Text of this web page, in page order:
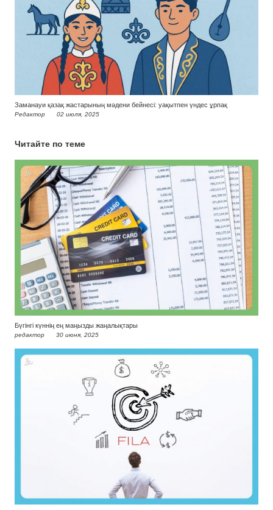
Заманауи қазақ жастарының мәдени бейнесі: уақытпен үндес ұрпақ
Редактор 02 июля, 2025
Читайте по теме
Бүгінгі күннің ең маңызды жаңалықтары
редактор 30 июня, 2025